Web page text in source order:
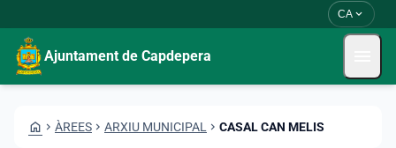
CA expand_more
Ajuntament de Capdepera
HOME CHEVRON_RIGHT ÀREES CHEVRON_RIGHT ARXIU MUNICIPAL CHEVRON_RIGHT CASAL CAN MELIS